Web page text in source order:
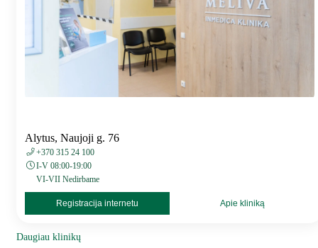
Alytus, Naujoji g. 76
+370 315 24 100
I-V 08:00-19:00
VI-VII Nedirbame
Registracija internetu Apie kliniką
Daugiau klinikų